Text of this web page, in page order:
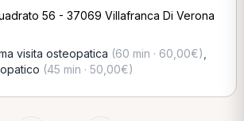
56 - 37069 Villafranca Di Verona
visita osteopatica (60 min · 60,00€)
(45 min · 50,00€)